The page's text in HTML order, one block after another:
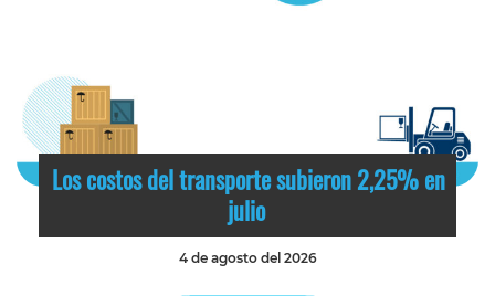
Los costos del transporte subieron 2,25% en
julio
4 de agosto del 2026